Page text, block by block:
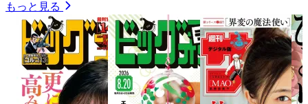
もっと見る